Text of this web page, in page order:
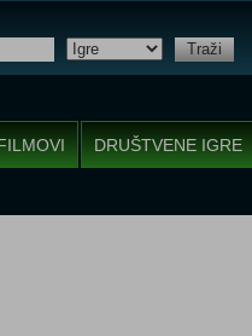
Traži
DRUŠTVENE IGRE